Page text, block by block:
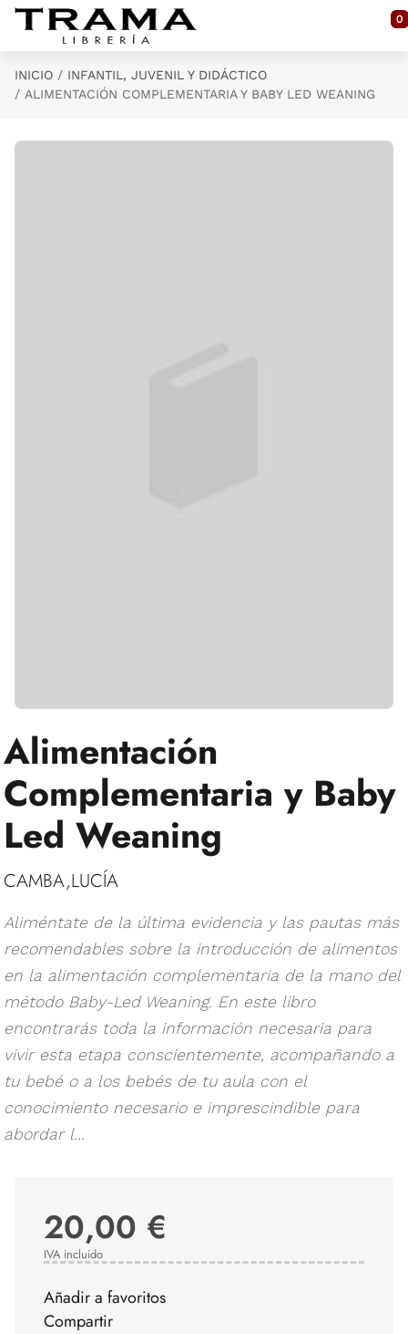
Saltar al contenido principal
0
INICIO
INFANTIL, JUVENIL Y DIDÁCTICO
ALIMENTACIÓN COMPLEMENTARIA Y BABY LED WEANING
Alimentación
Complementaria y Baby
Led Weaning
CAMBA,LUCÍA
Aliméntate de la última evidencia y las pautas más
recomendables sobre la introducción de alimentos
en la alimentación complementaria de la mano del
método Baby-Led Weaning. En este libro
encontrarás toda la información necesaria para
vivir esta etapa conscientemente, acompañando a
tu bebé o a los bebés de tu aula con el
conocimiento necesario e imprescindible para
abordar l...
20,00 €
IVA incluido
Añadir a favoritos
Compartir